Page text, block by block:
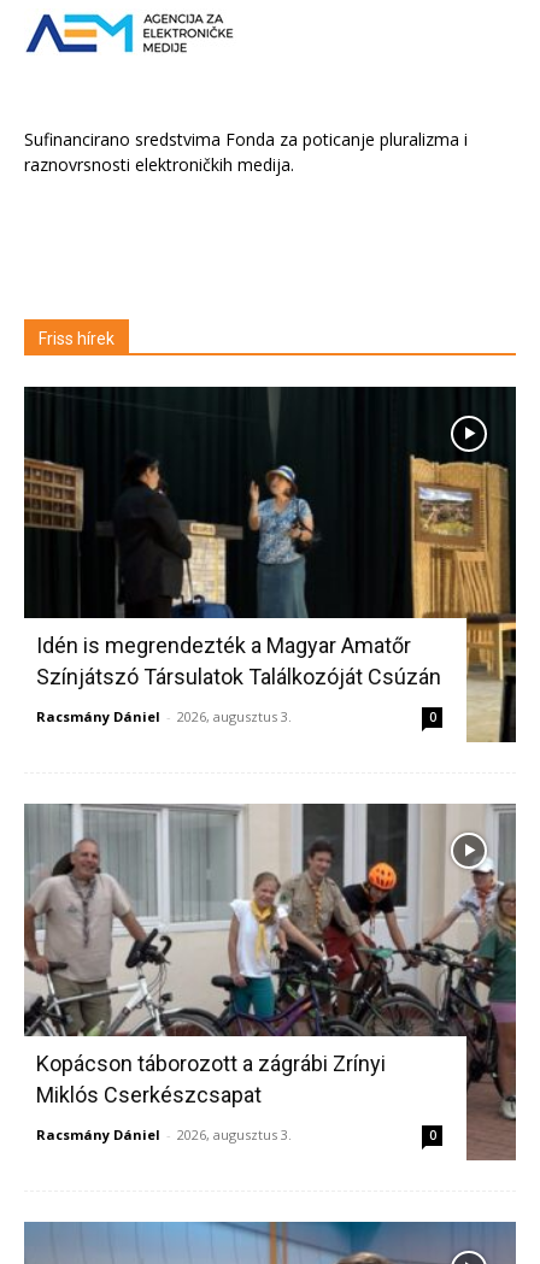
Sufinancirano sredstvima Fonda za poticanje pluralizma i
raznovrsnosti elektroničkih medija.
Friss hírek
Idén is megrendezték a Magyar Amatőr
Színjátszó Társulatok Találkozóját Csúzán
Racsmány Dániel - 2026, augusztus 3. 0
Kopácson táborozott a zágrábi Zrínyi
Miklós Cserkészcsapat
Racsmány Dániel - 2026, augusztus 3. 0